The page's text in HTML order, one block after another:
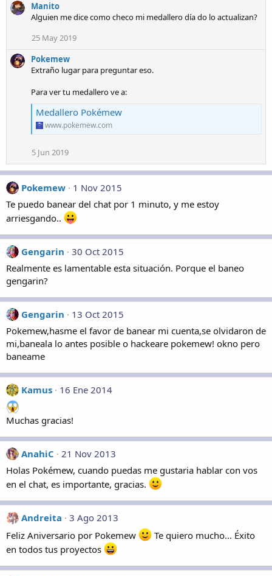
Manito
Alguien me dice como checo mi medallero día do lo actualizan?
25 May 2019
Pokemew
Extraño lugar para preguntar eso.
Para ver tu medallero ve a:
Medallero Pokémew
www.pokemew.com
5 Jun 2019
Pokemew
1 Nov 2015
Te puedo banear del chat por 1 minuto, y me estoy
arriesgando..
Gengarin
30 Oct 2015
Realmente es lamentable esta situación. Porque el baneo
gengarin?
Gengarin
13 Oct 2015
Pokemew,hasme el favor de banear mi cuenta,se olvidaron de
mi,baneala lo antes posible o hackeare pokemew! okno pero
baneame
Kamus 16 Ene 2014
Muchas gracias!
AnahiC
21 Nov 2013
Holas Pokémew, cuando puedas me gustaria hablar con vos
en el chat, es importante, gracias.
Andreita
3 Ago 2013
Feliz Aniversario por Pokemew
Te quiero mucho... Éxito
en todos tus proyectos